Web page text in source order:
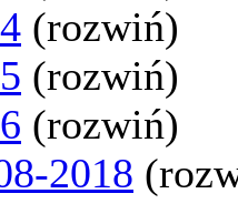
(rozwiń)
(rozwiń)
(rozwiń)
2018